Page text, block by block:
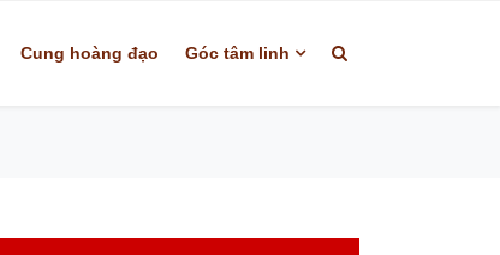
Cung hoàng đạo Góc tâm linh